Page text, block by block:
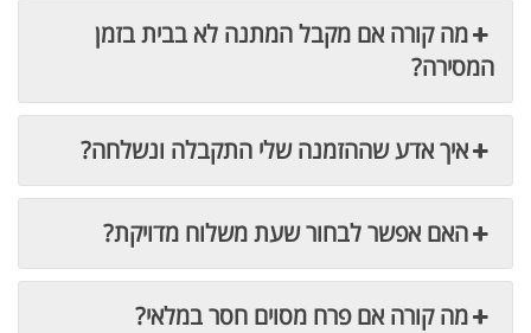
מה קורה אם מקבל המתנה לא בבית בזמן
המסירה?
איך אדע שההזמנה שלי התקבלה ונשלחה?
האם אפשר לבחור שעת משלוח מדויקת?
מה קורה אם פרח מסוים חסר במלאי?